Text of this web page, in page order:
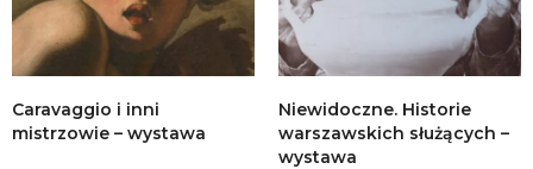
Caravaggio i inni
mistrzowie – wystawa
Niewidoczne. Historie
warszawskich służących –
wystawa